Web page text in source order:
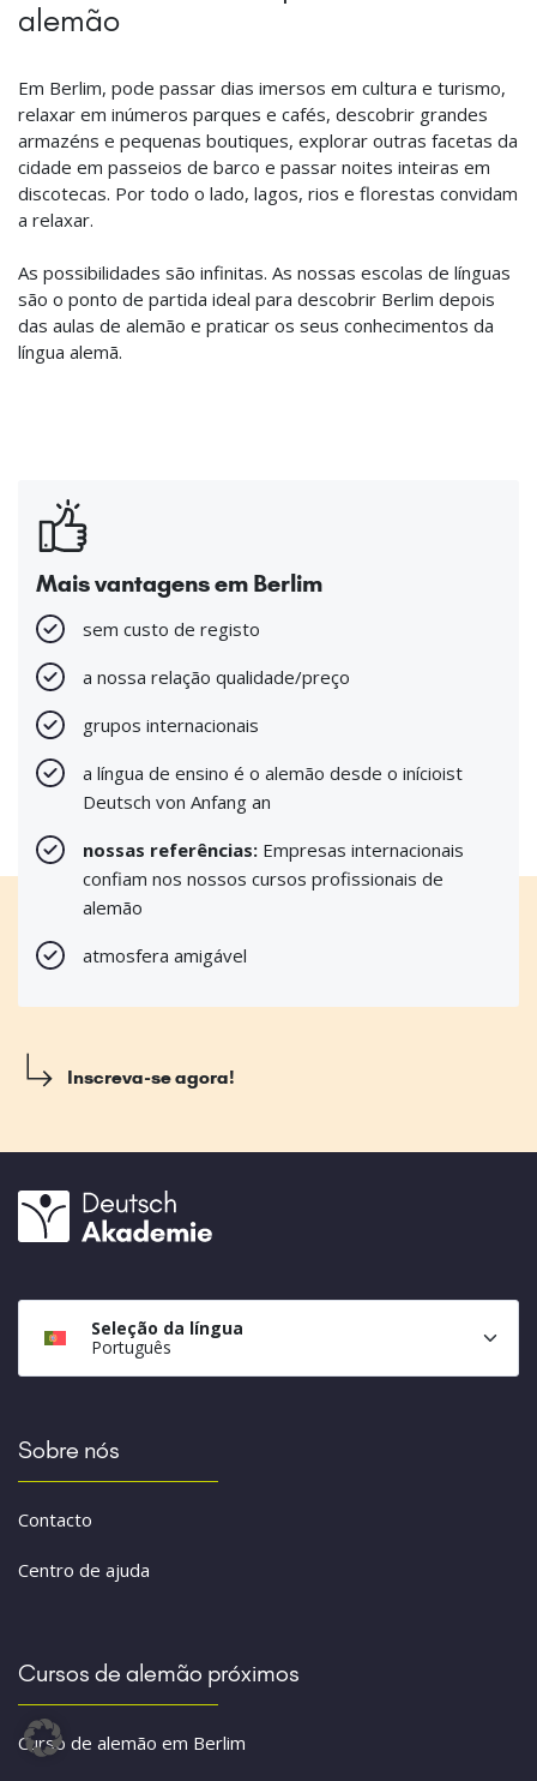
alemão
Em Berlim, pode passar dias imersos em cultura e turismo,
relaxar em inúmeros parques e cafés, descobrir grandes
armazéns e pequenas boutiques, explorar outras facetas da
cidade em passeios de barco e passar noites inteiras em
discotecas. Por todo o lado, lagos, rios e florestas convidam
a relaxar.
As possibilidades são infinitas. As nossas escolas de línguas
são o ponto de partida ideal para descobrir Berlim depois
das aulas de alemão e praticar os seus conhecimentos da
língua alemã.
Mais vantagens em Berlim
sem custo de registo
a nossa relação qualidade/preço
grupos internacionais
a língua de ensino é o alemão desde o inícioist
Deutsch von Anfang an
nossas referências: Empresas internacionais
confiam nos nossos cursos profissionais de
alemão
atmosfera amigável
Inscreva-se agora!
Seleção da língua
Português
Sobre nós
Contacto
Centro de ajuda
Cursos de alemão próximos
Curso de alemão em Berlim